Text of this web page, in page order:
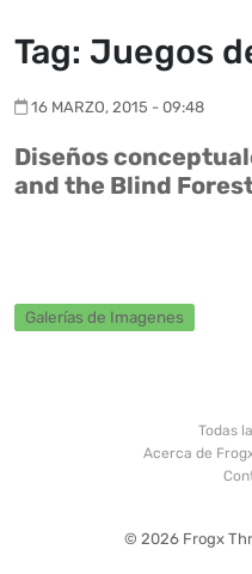
Tag: Juegos
16 MARZO, 2015 - 09:48
Diseños
and the Blind
Galerías de Imagenes
Todas
Acerca de
© 2026 Frogx